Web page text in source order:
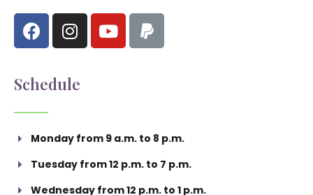
Schedule
Monday from 9 a.m. to 8 p.m.
Tuesday from 12 p.m. to 7 p.m.
Wednesday from 12 p.m. to 1 p.m.